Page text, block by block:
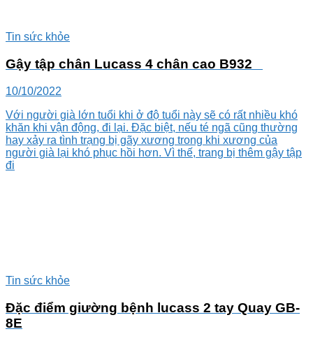
Tin sức khỏe
Gậy tập chân Lucass 4 chân cao B932
10/10/2022
Với người già lớn tuổi khi ở độ tuổi này sẽ có rất nhiều khó
khăn khi vận động, đi lại. Đặc biệt, nếu té ngã cũng thường
hay xảy ra tình trạng bị gãy xương trong khi xương của
người già lại khó phục hồi hơn. Vì thế, trang bị thêm gậy tập
đi
Tin sức khỏe
Đặc điểm giường bệnh lucass 2 tay Quay GB-
8E